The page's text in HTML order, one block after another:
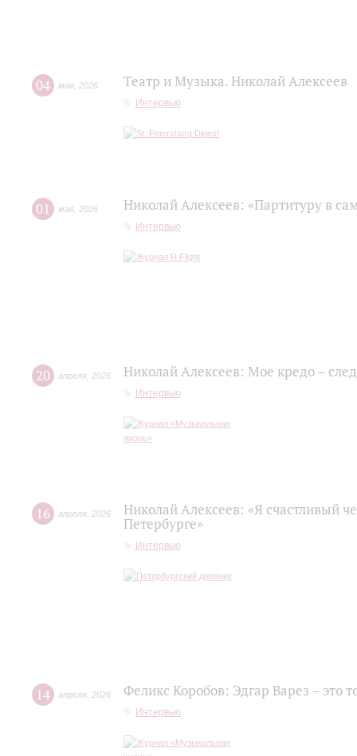
04 мая 2026 Театр и Музыка. Николай Алексеев
Интервью
01 мая 2026 Николай Алексеев: «Партитуру в
Интервью
20 апреля 2026 Николай Алексеев: Мое кредо –
Интервью
16 апреля 2026
Николай Алексеев: «Я счастливый
Петербурге»
Интервью
14 апреля 2026 Феликс Коробов: Эдгар Варез – это
Интервью